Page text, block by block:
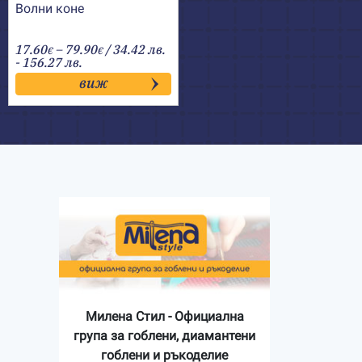
Волни коне
17.60€ – 79.90€Price
range:
17.60€
through
79.90€
/ 34.42 лв.
- 156.27 лв.
виж
Милена Стил - Официална
група за гоблени, диамантени
гоблени и ръкоделие